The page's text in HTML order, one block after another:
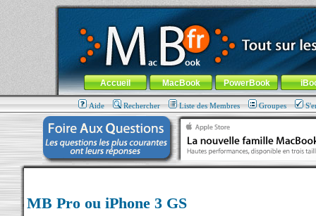
MacBook-fr.com : 100% Apple... 100% nomade !
Aller au contenu-Aller au menu général-Aller au menu de
Menu général
Accueil MacBook PowerBook
Aide Rechercher Liste des Membres Groupes
MB Pro ou iPhone 3 GS